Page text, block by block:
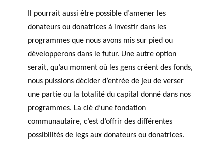
Il pourrait aussi être possible d’amener les
donateurs ou donatrices à investir dans les
programmes que nous avons mis sur pied ou
développerons dans le futur. Une autre option
serait, qu’au moment où les gens créent des fonds,
nous puissions décider d’entrée de jeu de verser
une partie ou la totalité du capital donné dans nos
programmes. La clé d’une fondation
communautaire, c’est d’offrir des différentes
possibilités de legs aux donateurs ou donatrices.